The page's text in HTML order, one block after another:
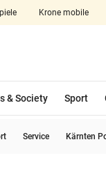
Krone mobile
aufklappen
& Society Sport
Service Kärnten